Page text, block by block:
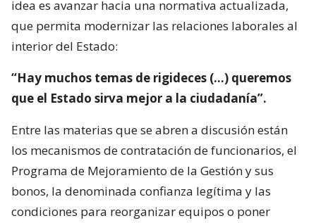
idea es avanzar hacia una normativa actualizada,
que permita modernizar las relaciones laborales al
interior del Estado:
“Hay muchos temas de rigideces (…) queremos
que el Estado sirva mejor a la ciudadanía”.
Entre las materias que se abren a discusión están
los mecanismos de contratación de funcionarios, el
Programa de Mejoramiento de la Gestión y sus
bonos, la denominada confianza legítima y las
condiciones para reorganizar equipos o poner